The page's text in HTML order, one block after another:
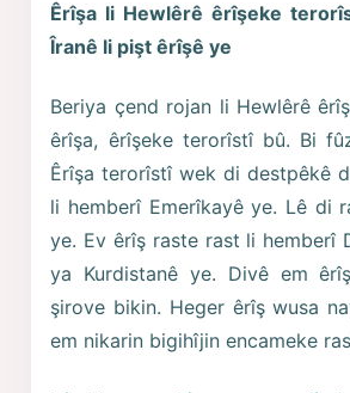
Êrîşa li Hewlêrê êrîşeke
Îranê li pişt êrîşê ye
Beriya çend rojan li Hewlêrê
êrîşa, êrîşeke terorîstî bû. Bi
Êrîşa terorîstî wek di destpêkê
li hemberî Emerîkayê ye. Lê di
ye. Ev êrîş raste rast li hemberî
ya Kurdistanê ye. Divê em
şirove bikin. Heger êrîş wusa
em nikarin bigihîjin encameke